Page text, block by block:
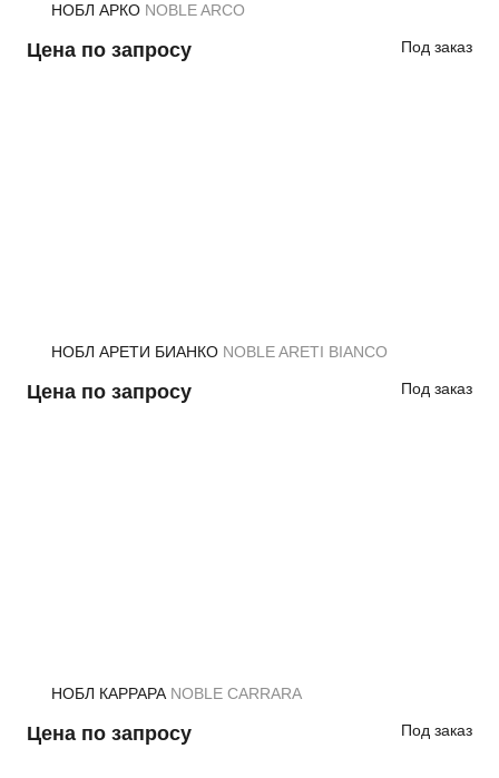
НОБЛ АРКО NOBLE ARCO
Цена по запросу Под заказ
НОБЛ АРЕТИ БИАНКО NOBLE ARETI BIANCO
Цена по запросу Под заказ
НОБЛ КАРРАРА NOBLE CARRARA
Цена по запросу Под заказ